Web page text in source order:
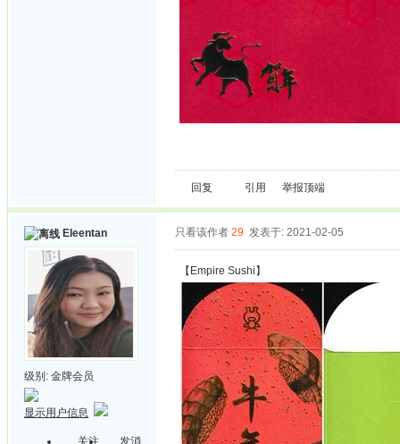
回复 引用 举报顶端
Eleentan
级别: 金牌会员
显示用户信息
关注 发消
只看该作者 29 发表于: 2021-02-05
【Empire Sushi】